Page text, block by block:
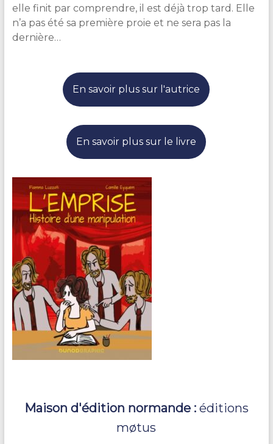
elle finit par comprendre, il est déjà trop tard. Elle
n’a pas été sa première proie et ne sera pas la
dernière…
En savoir plus sur l'autrice
En savoir plus sur le livre
Maison d'édition normande : éditions
møtus